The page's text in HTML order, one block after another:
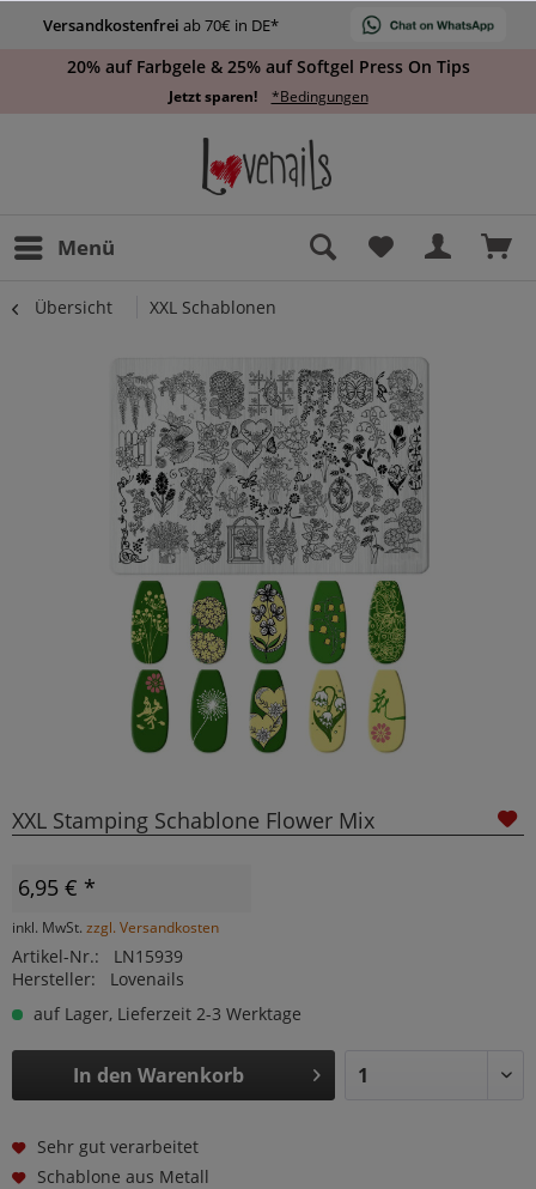
Versandkostenfrei ab 70€ in DE*
20% auf Farbgele & 25% auf Softgel Press On Tips
Jetzt sparen! *Bedingungen
Menü
Übersicht XXL Schablonen
XXL Stamping Schablone Flower Mix
6,95 € *
inkl. MwSt. zzgl. Versandkosten
Artikel-Nr.:
LN15939
Hersteller:
Lovenails
auf Lager, Lieferzeit 2-3 Werktage
In den Warenkorb
Sehr gut verarbeitet
Schablone aus Metall